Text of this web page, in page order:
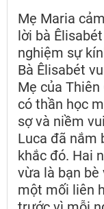
Mẹ Maria
lời bà
nghiệm sự
Bà Êlisabét
Mẹ của
có thần học
sợ và niềm
Luca đã nắm
khắc đó. Hai
vừa là bạn bè
một mối liên